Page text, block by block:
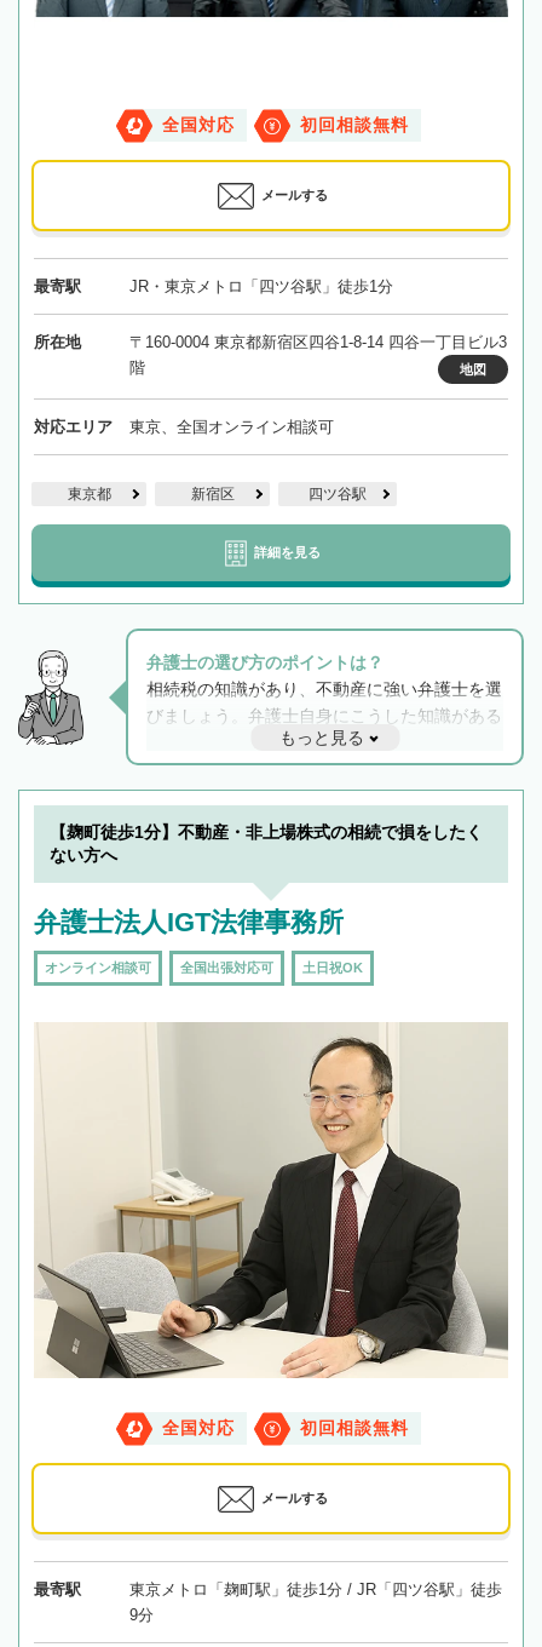
全国対応 初回相談無料
メールする
最寄駅 JR・東京メトロ「四ツ谷駅」徒歩1分
所在地
〒160-0004 東京都新宿区四谷1-8-14 四谷一丁目ビル3
階
地図
対応エリア 東京、全国オンライン相談可
東京都 新宿区 四ツ谷駅
詳細を見る
弁護士の選び方のポイントは？
相続税の知識があり、不動産に強い弁護士を選
びましょう。弁護士自身にこうした知識がある
と他士業との連携もスムーズに進み、トラブル
解決のみならず相続をトータルで任せることが
できます。また、相続は感情がからむ分野なの
でフィーリングも重要です。実際に電話や面談
もっと見る
【麹町徒歩1分】不動産・非上場株式の相続で損をしたく
ない方へ
弁護士法人IGT法律事務所
オンライン相談可 全国出張対応可 土日祝OK
全国対応 初回相談無料
メールする
最寄駅
東京メトロ「麹町駅」徒歩1分 / JR「四ツ谷駅」徒歩
9分